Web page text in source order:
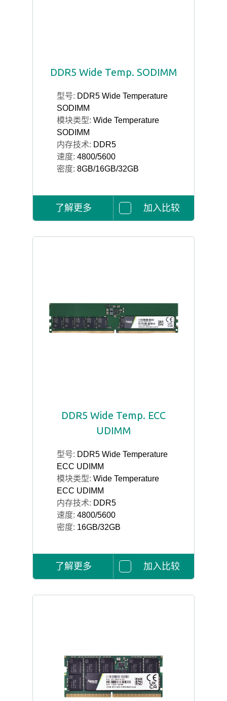
DDR5 Wide Temp. SODIMM
型号: DDR5 Wide Temperature
SODIMM
模块类型: Wide Temperature
SODIMM
内存技术: DDR5
速度: 4800/5600
密度: 8GB/16GB/32GB
了解更多 加入比较
DDR5 Wide Temp. ECC
UDIMM
型号: DDR5 Wide Temperature
ECC UDIMM
模块类型: Wide Temperature
ECC UDIMM
内存技术: DDR5
速度: 4800/5600
密度: 16GB/32GB
了解更多 加入比较